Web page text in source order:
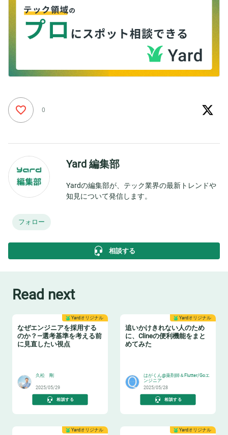
0
Yard 編集部
Yardの編集部が、テック業界の最新トレンドや
知見について発信します。
フォロー
相談する
Read next
Yardオリジナル
なぜエンジニアを採用する
のか？—選考基準を考える前
に見直したい視点
久松 剛
2025/05/29
相談する
Yardオリジナル
追いかけきれない人のため
に、Clineの便利機能をまと
めてみた
はがくん@薬剤師＆Flutter/Goエ
ンジニア
2025/05/28
相談する
Yardオリジナル Yardオリジナル